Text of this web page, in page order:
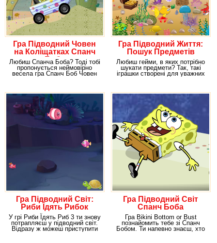
Гра Підводний Човен
на Коліщатках Спанч
Боба
Любиш Спанча Боба? Тоді тобі
пропонується неймовірно
весела гра Спанч Боб Човен
Гра Підводний Життя:
Пошук Предметів
Любиш гейми, в яких потрібно
шукати предмети? Так, такі
іграшки створені для уважних
Гра Підводний Світ:
Риби Їдять Рибок
У грі Риби Їдять Риб 3 ти знову
потрапляєш у підводний світ.
Відразу ж можеш приступити
Гра Підводний Світ
Спанч Боба
Гра Bikini Bottom or Bust
познайомить тебе зі Спанч
Бобом. Ти напевно знаєш, хто